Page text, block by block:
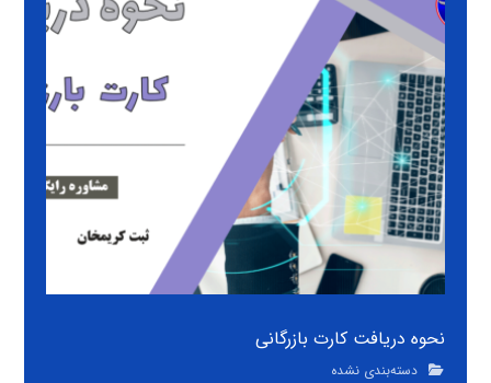
نحوه دریافت کارت بازرگانی
دسته‌بندی نشده